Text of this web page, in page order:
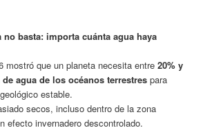
basta: importa cuánta agua haya
mostró que un planeta necesita entre20% y
agua de los océanos terrestres para
estable.
secos, incluso dentro de la zona
efecto invernadero descontrolado.